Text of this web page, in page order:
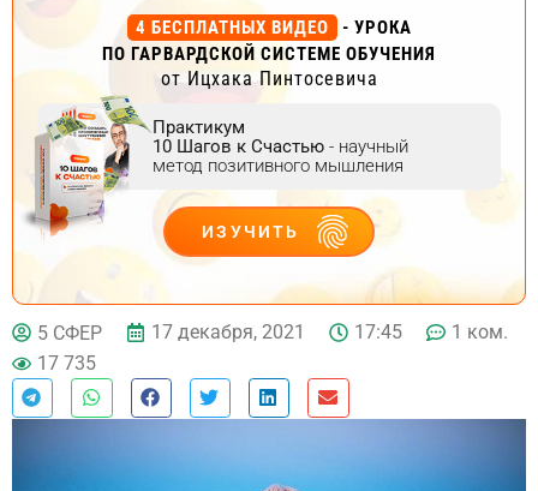
4 БЕСПЛАТНЫХ ВИДЕО
- УРОКА
ПО ГАРВАРДСКОЙ СИСТЕМЕ ОБУЧЕНИЯ
от Ицхака Пинтосевича
Практикум
10 Шагов к Счастью - научный
метод позитивного мышления
ИЗУЧИТЬ
ДЕЙСТВУЙ
5 СФЕР 17 декабря, 2021 17:45
1 ком.
17 735